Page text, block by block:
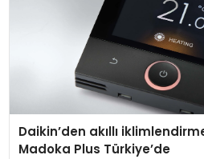
Daikin’den akıllı
Madoka Plus Türkiye’de